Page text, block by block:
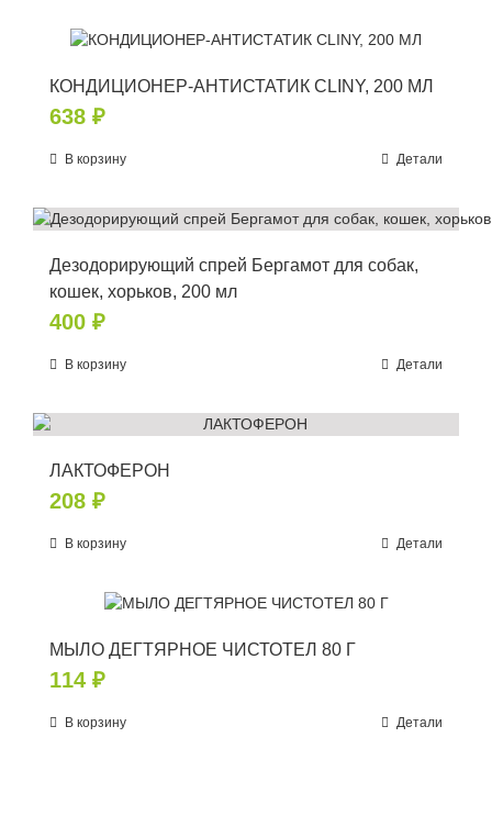
КОНДИЦИОНЕР-АНТИСТАТИК CLINY, 200 МЛ
638 ₽
В корзину Детали
Дезодорирующий спрей Бергамот для собак,
кошек, хорьков, 200 мл
400 ₽
В корзину Детали
ЛАКТОФЕРОН
208 ₽
В корзину Детали
МЫЛО ДЕГТЯРНОЕ ЧИСТОТЕЛ 80 Г
114 ₽
В корзину Детали